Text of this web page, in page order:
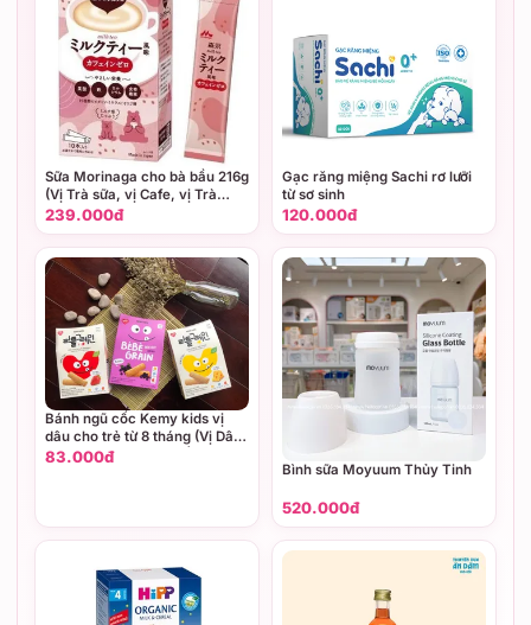
Sữa Morinaga cho bà bầu 216g
(Vị Trà sữa, vị Cafe, vị Trà
xanh)
239.000đ
Gạc răng miệng Sachi rơ lưỡi
từ sơ sinh
120.000đ
Bánh ngũ cốc Kemy kids vị
dâu cho trẻ từ 8 tháng (Vị Dâu,
vị Phô mai, vị Việt quất)
83.000đ
Bình sữa Moyuum Thủy Tinh
520.000đ